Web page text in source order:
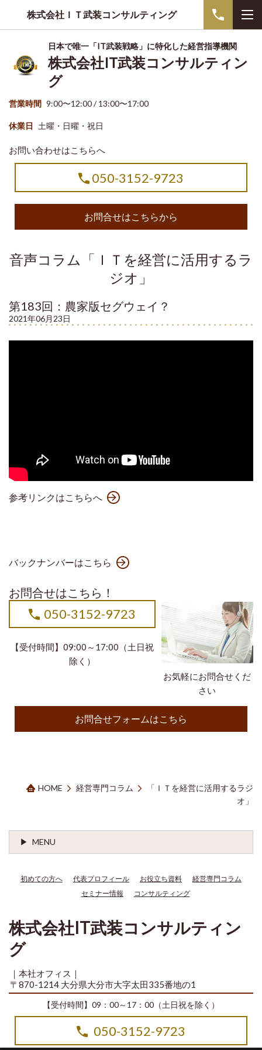
株式会社ＩＴ武装コンサルティング
日本で唯一「IT武装戦略」に特化した経営指導機関
株式会社IT武装コンサルティン
グ
営業時間 9:00〜12:00 / 13:00〜17:00
休業日 土曜・日曜・祝日
お問い合わせはこちらへ
050-3152-9723
お問合せはこちらから
音声コラム「ＩＴを経営に活用するラ
ジオ」
第183回：農家版セグウェイ？
2021年06月23日
参考リンクはこちらへ
バックナンバーはこちら
お問合せはこちら！
お気軽にお問合せくだ
さい
050-3152-9723
【受付時間】09:00～17:00（土日祝
除く）
お問合せフォームはこちら
HOME 経営専門コラム
「ＩＴを経営に活用するラジ
オ」
MENU
初めての方へ 代表プロフィール お役立ち資料
経営専門コラム
セミナー情報
コンサルティング
株式会社IT武装コンサルティン
グ
｜本社オフィス｜
〒870-1214 大分県大分市大字太田335番地の1
【受付時間】09：00～17：00（土日祝を除く）
050-3152-9723